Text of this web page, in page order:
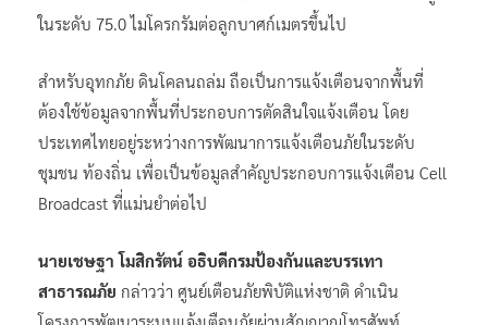
ในระดับ 75.0 ไมโครกรัมต่อลูกบาศก์เมตรขึ้นไป
สำหรับอุทกภัย ดินโคลนถล่ม ถือเป็นการแจ้งเตือนจากพื้นที่
ต้องใช้ข้อมูลจากพื้นที่ประกอบการตัดสินใจแจ้งเตือน โดย
ประเทศไทยอยู่ระหว่างการพัฒนาการแจ้งเตือนภัยในระดับ
ชุมชน ท้องถิ่น เพื่อเป็นข้อมูลสำคัญประกอบการแจ้งเตือน Cell
Broadcast ที่แม่นยำต่อไป
นายเชษฐา โมสิกรัตน์ อธิบดีกรมป้องกันและบรรเทา
สาธารณภัย กล่าวว่า ศูนย์เตือนภัยพิบัติแห่งชาติ ดำเนิน